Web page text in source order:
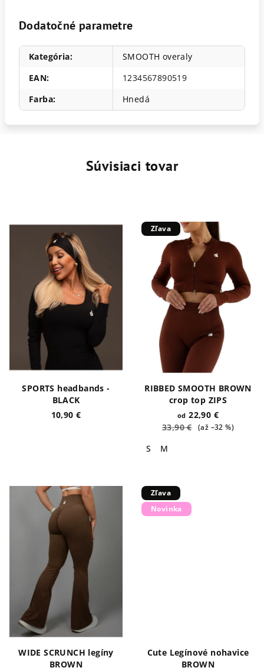
e
s
o
Dodatočné parametre
Kategória:
SMOOTH overaly
EAN:
1234567890519
Farba: Hnedá
Súvisiaci tovar
SPORTS headbands -
BLACK
10,90 €
Zľava
RIBBED SMOOTH BROWN
crop top ZIPS
od 22,90 €
33,90 € (až –32 %)
S M
WIDE SCRUNCH legíny
BROWN
Zľava
Novinka
Cute Legínové nohavice
BROWN